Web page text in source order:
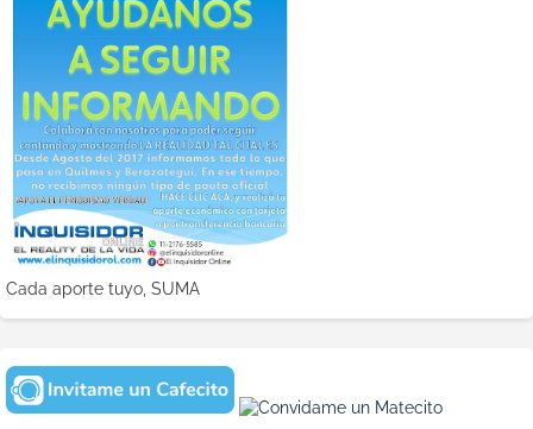
Cada aporte tuyo, SUMA